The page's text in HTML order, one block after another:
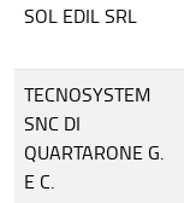
SOL EDIL SRL
TECNOSYSTEM
SNC DI
QUARTARONE G.
E C.